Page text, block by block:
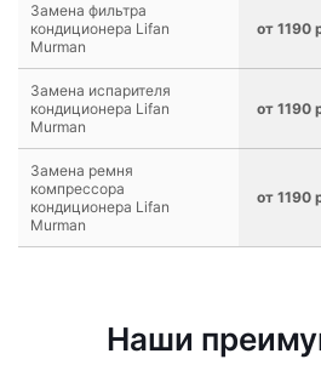
Замена фильтра
кондиционера Lifan
Murman
от 1190
Замена испарителя
кондиционера Lifan
Murman
от 1190
Замена ремня
компрессора
кондиционера Lifan
Murman
от 1190
Наши